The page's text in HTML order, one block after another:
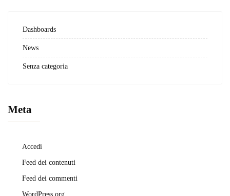
Dashboards
News
Senza categoria
Meta
Accedi
Feed dei contenuti
Feed dei commenti
WordPress.org